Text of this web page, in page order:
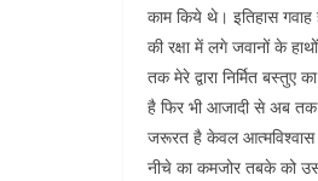
काम किये थे। इतिहास
की रक्षा में लगे जवानों के
तक मेरे द्वारा निर्मित
है फिर भी आजादी से अब
जरूरत है केवल आत्मविश्वास
नीचे का कमजोर तबके को